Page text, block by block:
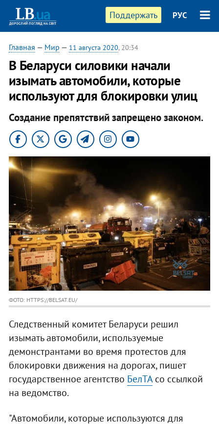
Поддержать РУС
Главная — Мир — 11 августа 2020, 20:34
В Беларуси силовики начали
изымать автомобили, которые
используют для блокировки улиц
Создание препятствий запрещено законом.
ФОТО: HTTPS://BELSAT.EU/
Следственный комитет Беларуси решил
изымать автомобили, используемые
демонстрантами во время протестов для
блокировки движения на дорогах, пишет
государственное агентство БелТАсо ссылкой
на ведомство.
"Автомобили, которые используются для